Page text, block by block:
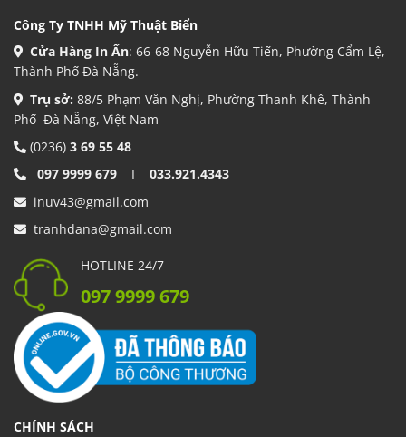
Công Ty TNHH Mỹ Thuật Biển
Cửa Hàng In Ấn: 66-68 Nguyễn Hữu Tiến, Phường Cẩm Lệ,
Thành Phố Đà Nẵng.
Trụ sở: 88/5 Phạm Văn Nghị, Phường Thanh Khê, Thành
Phố Đà Nẵng, Việt Nam
(0236) 3 69 55 48
097 9999 679 I 033.921.4343
inuv43@gmail.com
tranhdana@gmail.com
HOTLINE 24/7
097 9999 679
CHÍNH SÁCH